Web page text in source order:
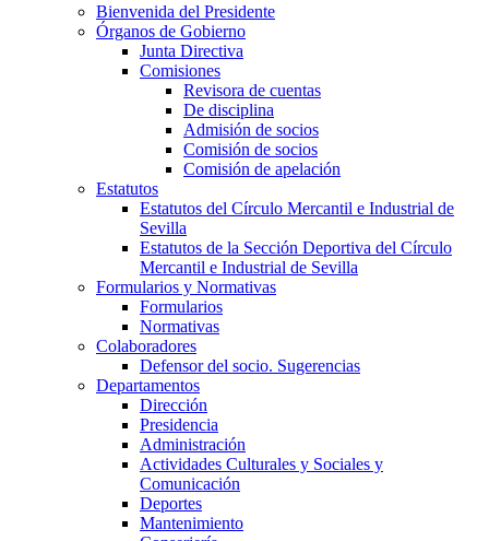
Bienvenida del Presidente
Órganos de Gobierno
Junta Directiva
Comisiones
Revisora de cuentas
De disciplina
Admisión de socios
Comisión de socios
Comisión de apelación
Estatutos
Estatutos del Círculo Mercantil e Industrial de
Sevilla
Estatutos de la Sección Deportiva del Círculo
Mercantil e Industrial de Sevilla
Formularios y Normativas
Formularios
Normativas
Colaboradores
Defensor del socio. Sugerencias
Departamentos
Dirección
Presidencia
Administración
Actividades Culturales y Sociales y
Comunicación
Deportes
Mantenimiento